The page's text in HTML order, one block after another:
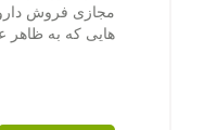
مجازی فروش
هایی که به ظاهر